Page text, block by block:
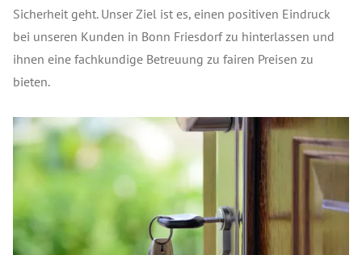
Sicherheit geht. Unser Ziel ist es, einen positiven Eindruck
bei unseren Kunden in Bonn Friesdorf zu hinterlassen und
ihnen eine fachkundige Betreuung zu fairen Preisen zu
bieten.